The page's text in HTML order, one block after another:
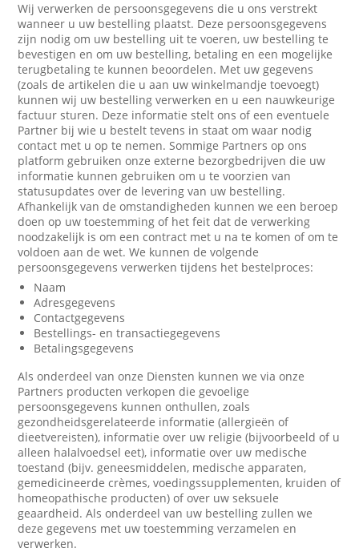
Wij verwerken de persoonsgegevens die u ons verstrekt
wanneer u uw bestelling plaatst. Deze persoonsgegevens
zijn nodig om uw bestelling uit te voeren, uw bestelling te
bevestigen en om uw bestelling, betaling en een mogelijke
terugbetaling te kunnen beoordelen. Met uw gegevens
(zoals de artikelen die u aan uw winkelmandje toevoegt)
kunnen wij uw bestelling verwerken en u een nauwkeurige
factuur sturen. Deze informatie stelt ons of een eventuele
Partner bij wie u bestelt tevens in staat om waar nodig
contact met u op te nemen. Sommige Partners op ons
platform gebruiken onze externe bezorgbedrijven die uw
informatie kunnen gebruiken om u te voorzien van
statusupdates over de levering van uw bestelling.
Afhankelijk van de omstandigheden kunnen we een beroep
doen op uw toestemming of het feit dat de verwerking
noodzakelijk is om een contract met u na te komen of om te
voldoen aan de wet. We kunnen de volgende
persoonsgegevens verwerken tijdens het bestelproces:
Naam
Adresgegevens
Contactgegevens
Bestellings- en transactiegegevens
Betalingsgegevens
Als onderdeel van onze Diensten kunnen we via onze
Partners producten verkopen die gevoelige
persoonsgegevens kunnen onthullen, zoals
gezondheidsgerelateerde informatie (allergieën of
dieetvereisten), informatie over uw religie (bijvoorbeeld of u
alleen halalvoedsel eet), informatie over uw medische
toestand (bijv. geneesmiddelen, medische apparaten,
gemedicineerde crèmes, voedingssupplementen, kruiden of
homeopathische producten) of over uw seksuele
geaardheid. Als onderdeel van uw bestelling zullen we
deze gegevens met uw toestemming verzamelen en
verwerken.